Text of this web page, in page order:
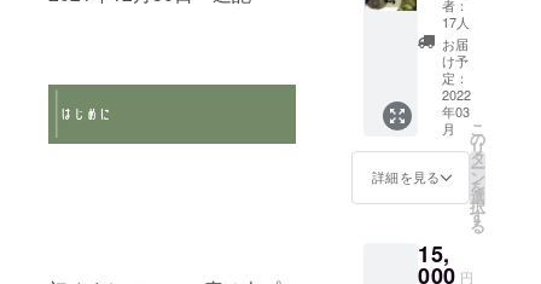
選高級
茶葉60g
■THE
TEA オ
リジナ
ルス
テッ
カー
THE
TEAの
厳選し
県内茶
葉を60g
者：
17人
お届
け予
定：
2022
年03
月
詳細を見る
こ
の
リ
タ
ー
ン
を
選
択
す
る
15,
000 円